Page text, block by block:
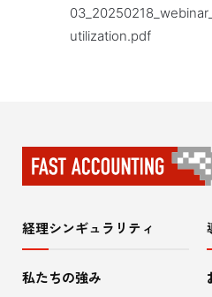
utilization.pdf
サ
イ
経理シンギュラリティ
私たちの強み